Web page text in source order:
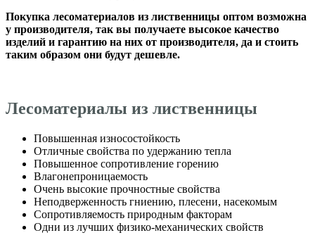
Покупка лесоматериалов из лиственницы оптом возможна
у производителя, так вы получаете высокое качество
изделий и гарантию на них от производителя, да и стоить
таким образом они будут дешевле.
Лесоматериалы из лиственницы
Повышенная износостойкость
Отличные свойства по удержанию тепла
Повышенное сопротивление горению
Влагонепроницаемость
Очень высокие прочностные свойства
Неподверженность гниению, плесени, насекомым
Сопротивляемость природным факторам
Одни из лучших физико-механических свойств